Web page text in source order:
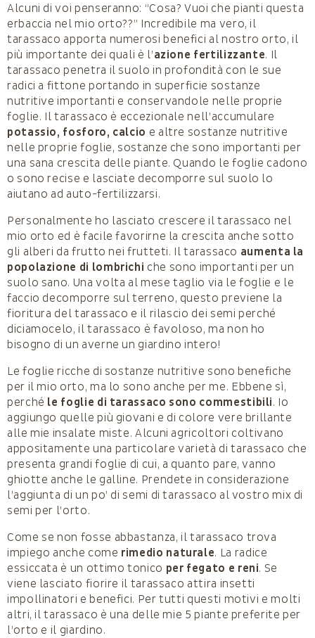
Alcuni di voi penseranno: “Cosa? Vuoi che pianti questa
erbaccia nel mio orto??” Incredibile ma vero, il
tarassaco apporta numerosi benefici al nostro orto, il
più importante dei quali è l’azione fertilizzante. Il
tarassaco penetra il suolo in profondità con le sue
radici a fittone portando in superficie sostanze
nutritive importanti e conservandole nelle proprie
foglie. Il tarassaco è eccezionale nell’accumulare
potassio, fosforo, calcio e altre sostanze nutritive
nelle proprie foglie, sostanze che sono importanti per
una sana crescita delle piante. Quando le foglie cadono
o sono recise e lasciate decomporre sul suolo lo
aiutano ad auto-fertilizzarsi.
Personalmente ho lasciato crescere il tarassaco nel
mio orto ed è facile favorirne la crescita anche sotto
gli alberi da frutto nei frutteti. Il tarassaco aumenta la
popolazione di lombrichi che sono importanti per un
suolo sano. Una volta al mese taglio via le foglie e le
faccio decomporre sul terreno, questo previene la
fioritura del tarassaco e il rilascio dei semi perché
diciamocelo, il tarassaco è favoloso, ma non ho
bisogno di un averne un giardino intero!
Le foglie ricche di sostanze nutritive sono benefiche
per il mio orto, ma lo sono anche per me. Ebbene sì,
perché le foglie di tarassaco sono commestibili. Io
aggiungo quelle più giovani e di colore vere brillante
alle mie insalate miste. Alcuni agricoltori coltivano
appositamente una particolare varietà di tarassaco che
presenta grandi foglie di cui, a quanto pare, vanno
ghiotte anche le galline. Prendete in considerazione
l’aggiunta di un po’ di semi di tarassaco al vostro mix di
semi per l’orto.
Come se non fosse abbastanza, il tarassaco trova
impiego anche come rimedio naturale. La radice
essiccata è un ottimo tonico per fegato e reni. Se
viene lasciato fiorire il tarassaco attira insetti
impollinatori e benefici. Per tutti questi motivi e molti
altri, il tarassaco è una delle mie 5 piante preferite per
l’orto e il giardino.